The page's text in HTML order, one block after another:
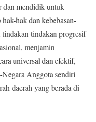
dan mendidik untuk
hak dan kebebasan-
tindakan-tindakan progresif
menjamin
universal dan efektif,
Anggota sendiri
daerah yang berada di